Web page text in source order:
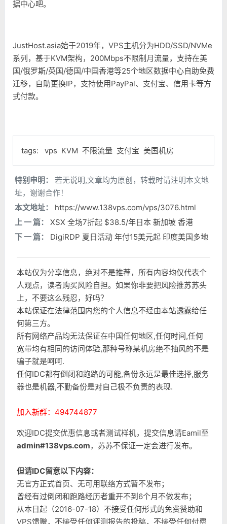
据中心吧。
JustHost.asia始于2019年，VPS主机分为HDD/SSD/NVMe
系列，基于KVM架构，200Mbps不限制月流量，支持在美
国/俄罗斯/英国/德国/中国香港等25个地区数据中心自助免费
迁移，自助更换IP，支持使用PayPal、支付宝、信用卡等方
式付款。
tags: vps KVM 不限流量 支付宝 美国机房
特别申明：
若无说明,文章均为原创，转载时请注明本文地
址，谢谢合作！
本文地址：
https://www.138vps.com/vps/3076.html
上 一 篇：
XSX 全场7折起 $38.5/年日本 新加坡 香港
下 一 篇：
DigiRDP 夏日活动 年付15美元起 印度美国多地
本站仅为分享信息，绝对不是推荐，所有内容均仅代表个
人观点，读者购买风险自担。如果你非要把风险推苏苏头
上，不要这么残忍，好吗？
本站保证在法律范围内您的个人信息不经由本站透露给任
何第三方。
所有网络产品均无法保证在中国任何地区,任何时间,任何
宽带均有相同的访问体验,那种号称某机房绝不抽风的不是
骗子就是呵呵.
任何IDC都有倒闭和跑路的可能,备份永远是最佳选择,服务
器也是机器,不勤备份是对自己极不负责的表现.
加入新群：494744877
欢迎IDC提交优惠信息或者测试样机，提交信息请Eamil至
admin#138vps.com，苏苏不保证一定会进行发布。
但请IDC留意以下内容：
无官方正式首页、无可用联络方式暂不发布；
曾经有过倒闭和跑路经历者重开不到6个月不做发布；
从本日起（2016-07-18）不接受任何形式的免费赞助和
VPS馈赠，不接受任何评测报告的投稿，不接受任何付费